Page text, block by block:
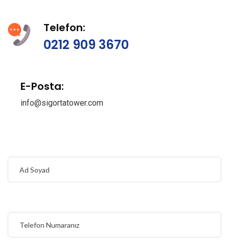
Telefon:
0212 909 3670
E-Posta:
info@sigortatower.com